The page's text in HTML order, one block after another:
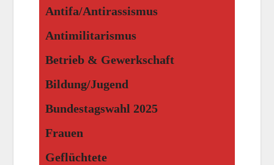
Antifa/Antirassismus
Antimilitarismus
Betrieb & Gewerkschaft
Bildung/Jugend
Bundestagswahl 2025
Frauen
Geflüchtete